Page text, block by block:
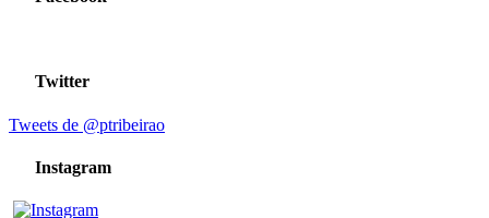
Twitter
Tweets de @ptribeirao
Instagram